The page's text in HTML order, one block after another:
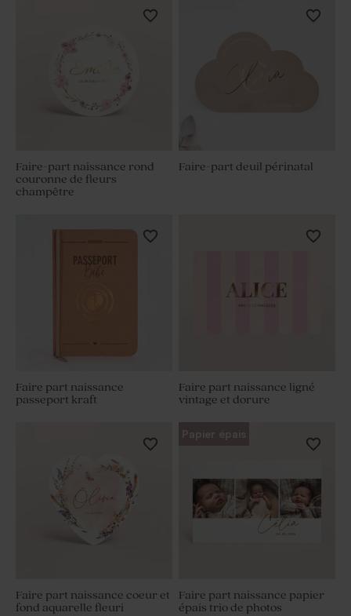
Faire-part naissance rond
couronne de fleurs
champêtre
Faire-part deuil périnatal
Faire part naissance
passeport kraft
Faire part naissance ligné
vintage et dorure
Faire part naissance coeur et
fond aquarelle fleuri
Papier épais
Faire part naissance papier
épais trio de photos